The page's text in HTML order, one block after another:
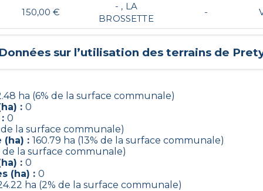
150,00 €
- , LA
BROSSETTE
-
sur l’utilisation des terrains de
ha (6% de la surface communale)
: 0
0
de la surface communale)
(ha) : 160.79 ha (13% de la surface communale)
de la surface communale)
: 0
(ha) : 0
ha (2% de la surface communale)